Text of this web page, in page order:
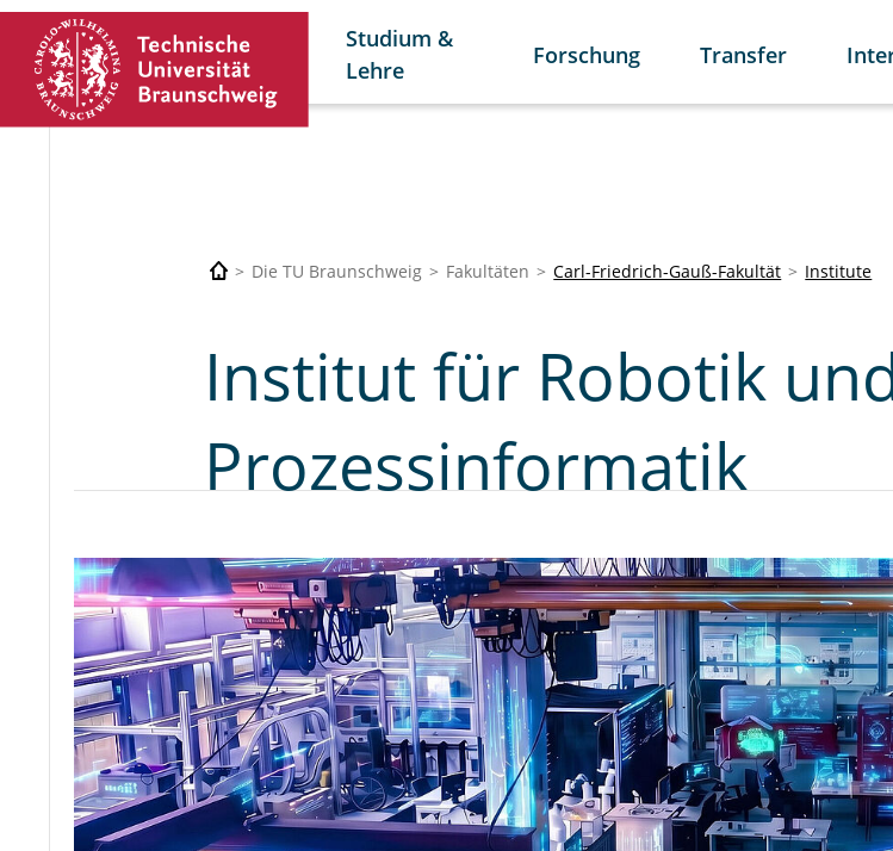
Studium &
Lehre
Forschung Transfer
Die TU Braunschweig Fakultäten Carl-Friedrich-Gauß-Fakultät Institute
Institut für Robotik
Prozessinformatik